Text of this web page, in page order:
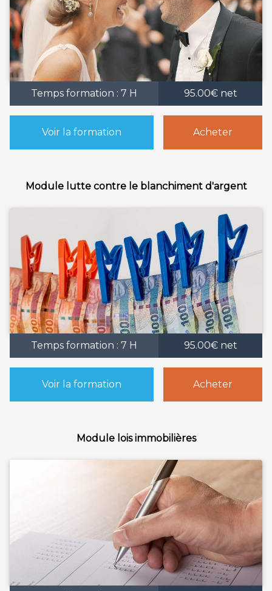
Temps formation : 7 H 95.00€ net
Voir la formation Acheter
Module lutte contre le blanchiment d'argent
Temps formation : 7 H 95.00€ net
Voir la formation Acheter
Module lois immobilières